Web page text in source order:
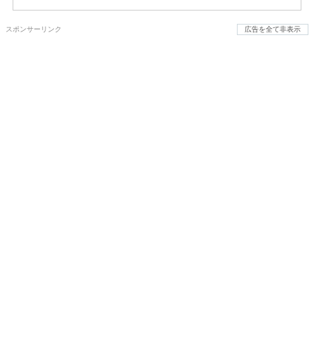
スポンサーリンク 広告を全て非表示